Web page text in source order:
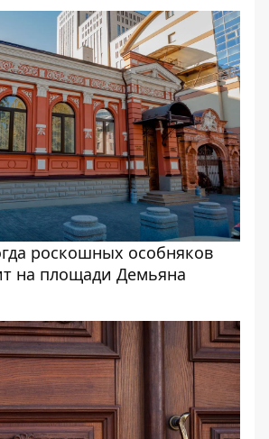
роскошных особняков
на площади Демьяна